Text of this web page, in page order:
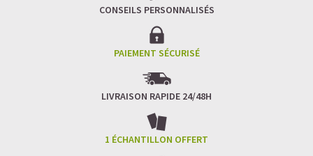
Un goût légèrement herbacé, addictif et plein de
Idéal pour : recharger ses batteries sans caféine,
hydrater, et retrouver focus et sérénité.
Matcha Latte Glacé Protéiné
SAWONDO RÉINVENTE LE PLAISIR DES CAFÉS GLACÉS
✅ Sans sucre raffiné
CONSEILS PERSONNALISÉS
PAIEMENT SÉCURISÉ
LIVRAISON RAPIDE 24/48H
1 ÉCHANTILLON OFFERT